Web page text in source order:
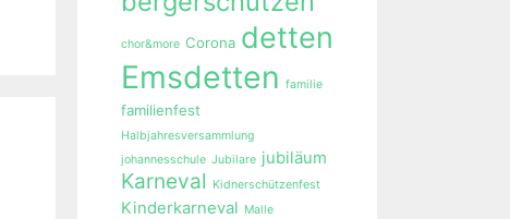
chor&more Corona detten
Emsdetten familie
familienfest
Halbjahresversammlung
johannesschule Jubilare jubiläum
Karneval Kidnerschützenfest
Kinderkarneval Malle